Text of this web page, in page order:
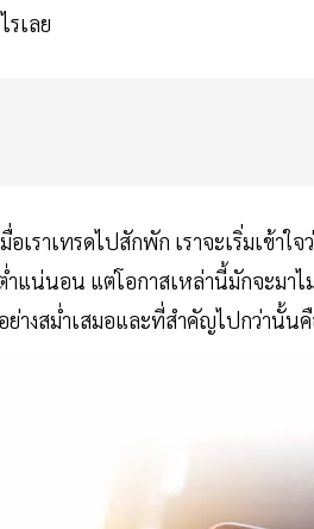
รเลย
อเราเทรดไปสักพัก เราจะเริ่มเข้
ำแน่นอน แต่โอกาสเหล่านี้มักจะม
ย่างสม่ำเสมอและที่สำคัญไปกว่านั้น